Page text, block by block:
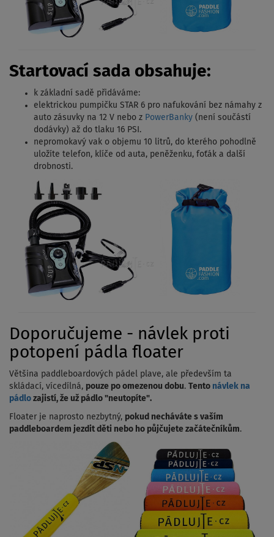
Startovací sada obsahuje:
k základní sadě přidáváme:
elektrickou pumpičku STAR 6 pro nafukování bez námahy z
auto zásuvky na 12 V nebo z PowerBanky (není součástí
dodávky) až do tlaku 16 PSI.
nepromokavý vak o objemu 10 litrů, do kterého pohodlně
uložíte telefon, klíče od auta, peněženku, foťák a další
drobnosti.
Doporučujeme - návlek proti
potopení pádla floater
Většina paddleboardových pádel plave, ale především ta
skládací, vícedílná, pouze po omezenou dobu. Tento návlek na
pádlo zajistí, že už pádlo "neutopíte".
Floater je naprosto nezbytný, pokud necháváte s vaším
paddleboardem jezdit děti nebo ho půjčujete začátečníkům.